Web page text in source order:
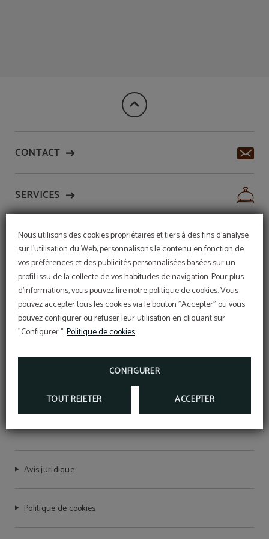
Nous utilisons des cookies propriétaires et tiers à des fins d'analyse
sur l'utilisation du Web, personnalisons le contenu en fonction de
vos préférences et des publicités personnalisées basées sur un
profil issu de la collecte de vos habitudes de navigation. Pour plus
d'informations, vous pouvez lire notre politique de cookies. Vous
pouvez accepter tous les cookies via le bouton "Accepter" ou vous
pouvez configurer ou refuser leur utilisation en cliquant sur
"Configurer ".Politique de cookies
CONFIGURER
TOUT REJETER ACCEPTER
CONTACT
SERVICES
HÔTELS
Avis juridique
Politique de cookies